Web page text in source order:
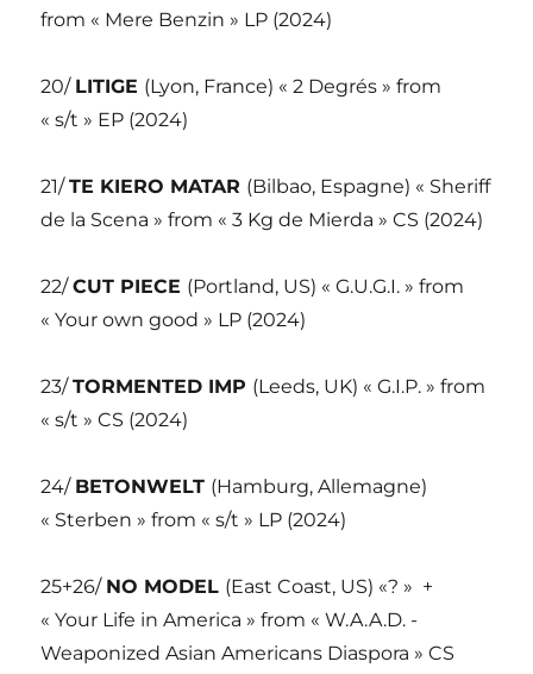
from « Mere Benzin » LP (2024)
20/ LITIGE (Lyon, France) « 2 Degrés » from
« s/t » EP (2024)
21/TE KIERO MATAR (Bilbao, Espagne) « Sheriff
de la Scena » from « 3 Kg de Mierda » CS (2024)
22/CUT PIECE (Portland, US) « G.U.G.I. » from
« Your own good » LP (2024)
23/TORMENTED IMP (Leeds, UK) « G.I.P. » from
« s/t » CS (2024)
24/ BETONWELT (Hamburg, Allemagne)
« Sterben » from « s/t » LP (2024)
25+26/ NO MODEL (East Coast, US) «? » +
« Your Life in America » from « W.A.A.D. -
Weaponized Asian Americans Diaspora » CS